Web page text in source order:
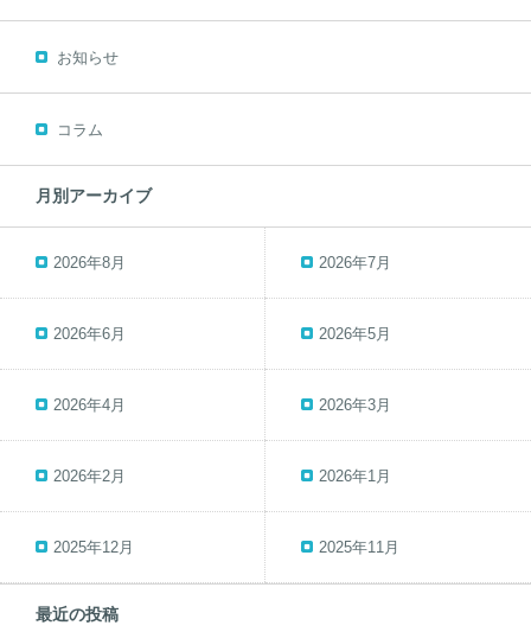
お知らせ
コラム
月別アーカイブ
2026年8月 2026年7月
2026年6月 2026年5月
2026年4月 2026年3月
2026年2月 2026年1月
2025年12月 2025年11月
最近の投稿